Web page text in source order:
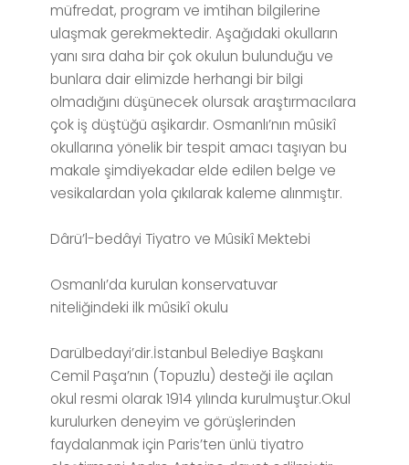
müfredat, program ve imtihan bilgilerine
ulaşmak gerekmektedir. Aşağıdaki okulların
yanı sıra daha bir çok okulun bulunduğu ve
bunlara dair elimizde herhangi bir bilgi
olmadığını düşünecek olursak araştırmacılara
çok iş düştüğü aşikardır. Osmanlı’nın mûsikî
okullarına yönelik bir tespit amacı taşıyan bu
makale şimdiyekadar elde edilen belge ve
vesikalardan yola çıkılarak kaleme alınmıştır.
Dârü’l-bedâyi Tiyatro ve Mûsikî Mektebi
Osmanlı’da kurulan konservatuvar
niteliğindeki ilk mûsikî okulu
Darülbedayi’dir.İstanbul Belediye Başkanı
Cemil Paşa’nın (Topuzlu) desteği ile açılan
okul resmi olarak 1914 yılında kurulmuştur.Okul
kurulurken deneyim ve görüşlerinden
faydalanmak için Paris’ten ünlü tiyatro